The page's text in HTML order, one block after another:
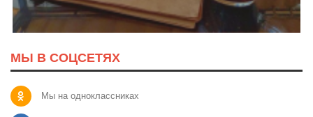
МЫ В СОЦСЕТЯХ
Мы на одноклассниках